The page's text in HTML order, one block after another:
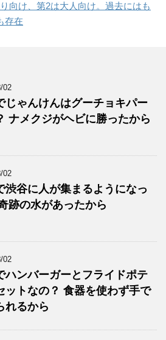
向け、第2は大人向け。過去にはも
存在
02
じゃんけんはグーチョキパー
ナメクジがヘビに勝ったから
02
渋谷に人が集まるようになっ
跡の水があったから
02
ハンバーガーとフライドポテ
ットなの？ 食器を使わず手で
れるから